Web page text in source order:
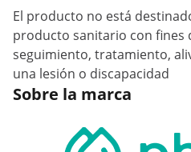
El producto no está
producto sanitario con fines
seguimiento, tratamiento,
una lesión o discapacidad
Sobre la marca